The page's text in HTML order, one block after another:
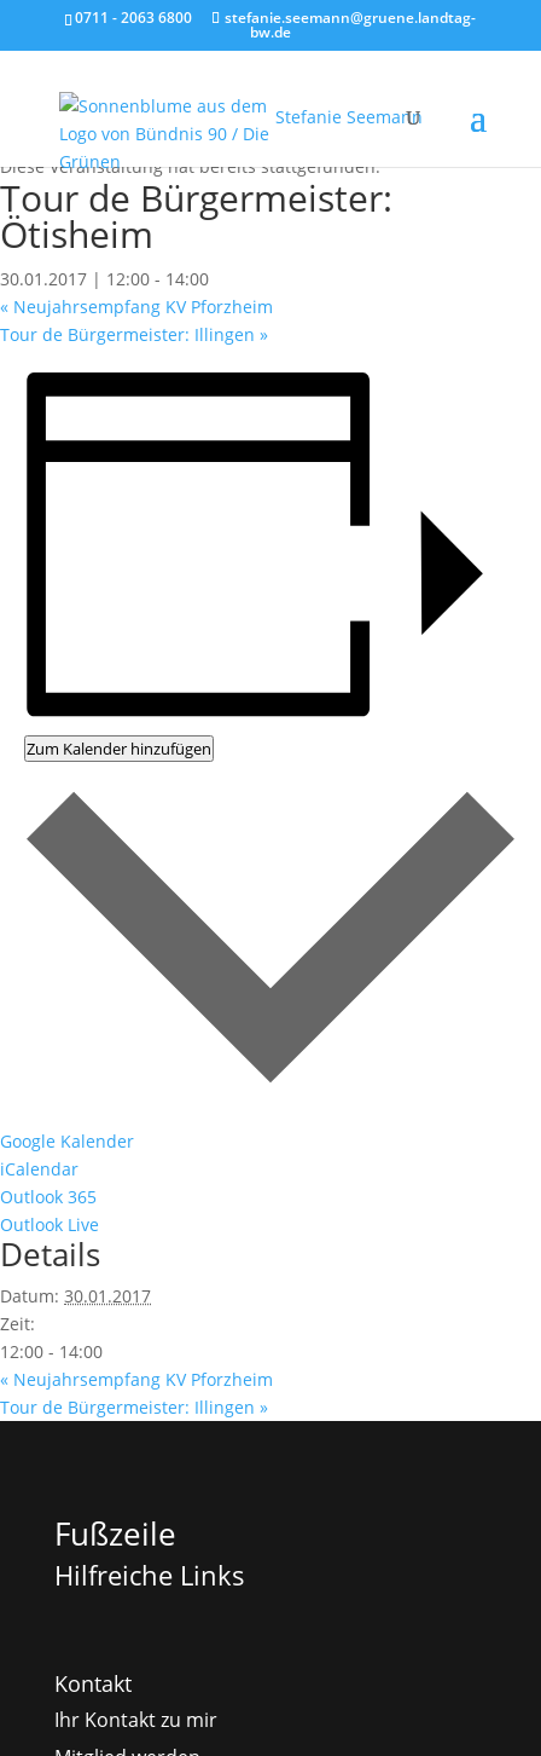
0711 - 2063 6800 stefanie.seemann@gruene.landtag-
bw.de
Stefanie Seemann
« Alle Veranstaltungen
Diese Veranstaltung hat bereits stattgefunden.
Tour de Bürgermeister:
Ötisheim
30.01.2017 | 12:00 - 14:00
« Neujahrsempfang KV Pforzheim
Tour de Bürgermeister: Illingen »
Zum Kalender hinzufügen
Google Kalender
iCalendar
Outlook 365
Outlook Live
Details
Datum: 30.01.2017
Zeit:
12:00 - 14:00
« Neujahrsempfang KV Pforzheim
Tour de Bürgermeister: Illingen »
Fußzeile
Hilfreiche Links
Kontakt
Ihr Kontakt zu mir